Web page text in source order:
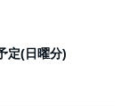
定(日曜分)